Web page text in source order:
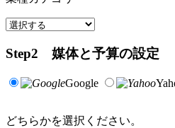
Step2 媒体と予算の設定
Google
どちらかを選択ください。